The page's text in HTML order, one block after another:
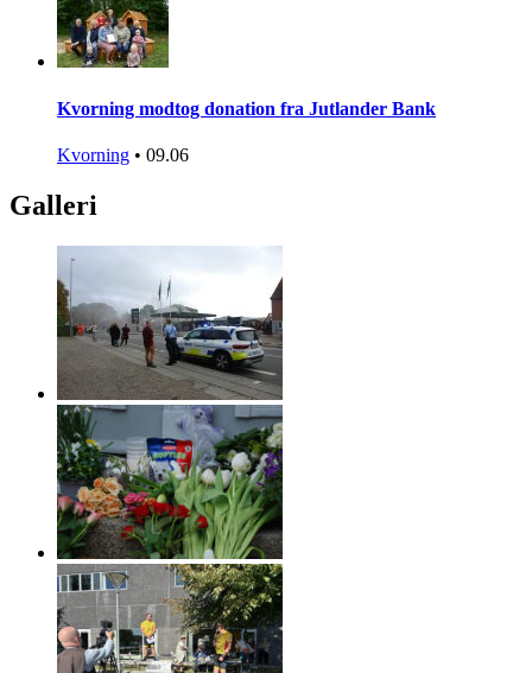
Kvorning modtog donation fra Jutlander Bank
Kvorning • 09.06
Galleri